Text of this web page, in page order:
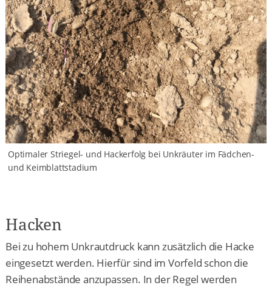
Optimaler Striegel- und Hackerfolg bei Unkräuter im Fädchen-
und Keimblattstadium
Hacken
Bei zu hohem Unkrautdruck kann zusätzlich die Hacke
eingesetzt werden. Hierfür sind im Vorfeld schon die
Reihenabstände anzupassen. In der Regel werden